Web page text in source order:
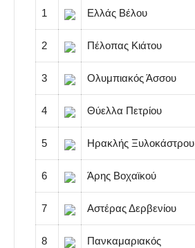
1 Ελλάς Βέλου
2 Πέλοπας Κιάτου
3 Ολυμπιακός Άσσου
4 Θύελλα Πετρίου
5 Ηρακλής Ξυλοκάστρου
6 Άρης Βοχαϊκού
7 Αστέρας Δερβενίου
8 Πανκαμαριακός